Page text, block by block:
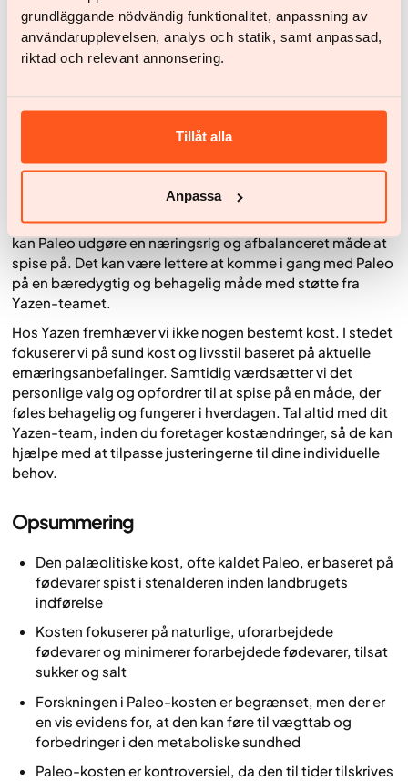
grundläggande nödvändig funktionalitet, anpassning av
användarupplevelsen, analys och statik, samt anpassad,
riktad och relevant annonsering.
Tillåt alla
Anpassa
som olivenolie, avocado og nødder er sunde og rige på
umættet fedt, men de er også kalorietætte. Indtages de i
store mængder, kan det gøre det svært at opretholde det
Portionsstørrelser og det samlede kalorieindtag spiller
Paleo-kosten og Yazen
Der er generelt ingen problemer med at kombinere Paleo-
kosten med medicinsk vægttabsbehandling. For mange
kan Paleo udgøre en næringsrig og afbalanceret måde at
spise på. Det kan være lettere at komme i gang med Paleo
på en bæredygtig og behagelig måde med støtte fra
Yazen-teamet.
Hos Yazen fremhæver vi ikke nogen bestemt kost. I stedet
fokuserer vi på sund kost og livsstil baseret på aktuelle
ernæringsanbefalinger. Samtidig værdsætter vi det
personlige valg og opfordrer til at spise på en måde, der
føles behagelig og fungerer i hverdagen. Tal altid med dit
Yazen-team, inden du foretager kostændringer, så de kan
hjælpe med at tilpasse justeringerne til dine individuelle
behov.
Opsummering
Den palæolitiske kost, ofte kaldet Paleo, er baseret på
fødevarer spist i stenalderen inden landbrugets
indførelse
Kosten fokuserer på naturlige, uforarbejdede
fødevarer og minimerer forarbejdede fødevarer, tilsat
sukker og salt
Forskningen i Paleo-kosten er begrænset, men der er
en vis evidens for, at den kan føre til vægttab og
forbedringer i den metaboliske sundhed
Paleo-kosten er kontroversiel, da den til tider tilskrives